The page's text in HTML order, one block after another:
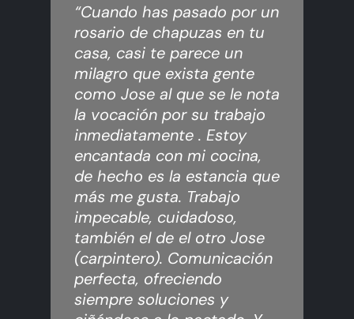
“Cuando has pasado por un
rosario de chapuzas en tu
casa, casi te parece un
milagro que exista gente
como Jose al que se le nota
la vocación por su trabajo
inmediatamente . Estoy
encantada con mi cocina,
de hecho es la estancia que
más me gusta. Trabajo
impecable, cuidadoso,
también el de el otro Jose
(carpintero). Comunicación
perfecta, ofreciendo
siempre soluciones y